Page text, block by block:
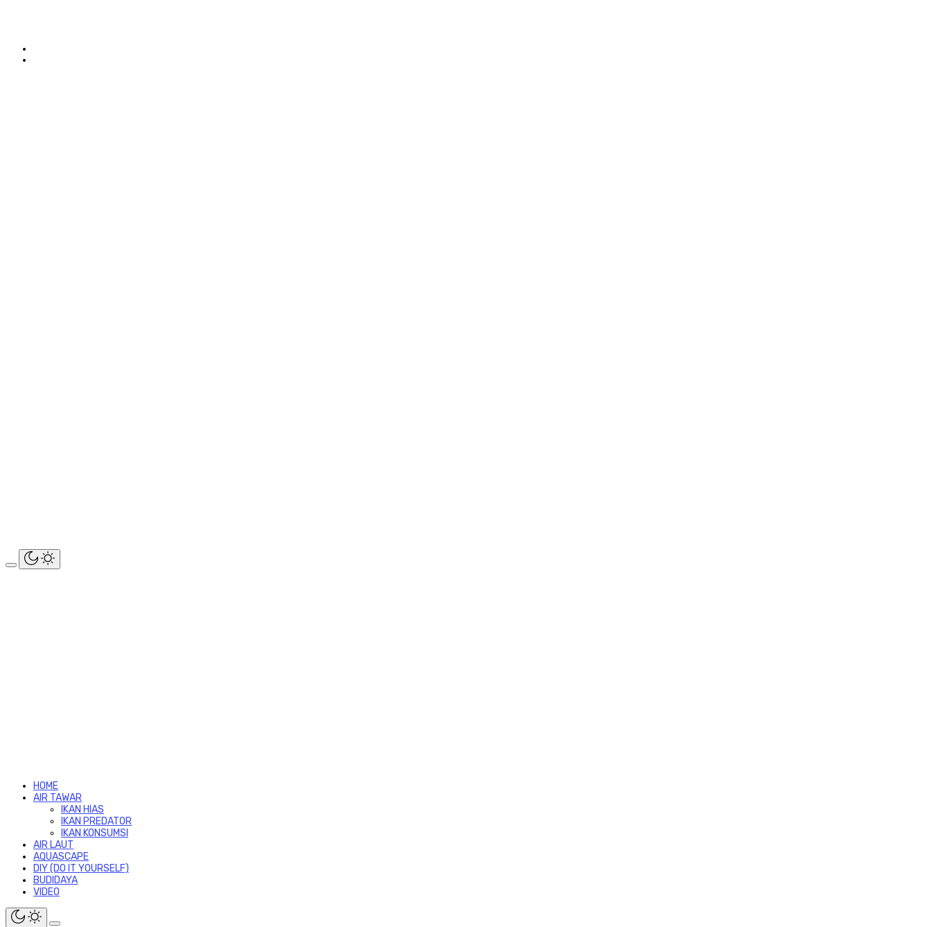
HOME
AIR TAWAR
IKAN HIAS
IKAN PREDATOR
IKAN KONSUMSI
AIR LAUT
AQUASCAPE
DIY (DO IT YOURSELF)
BUDIDAYA
VIDEO